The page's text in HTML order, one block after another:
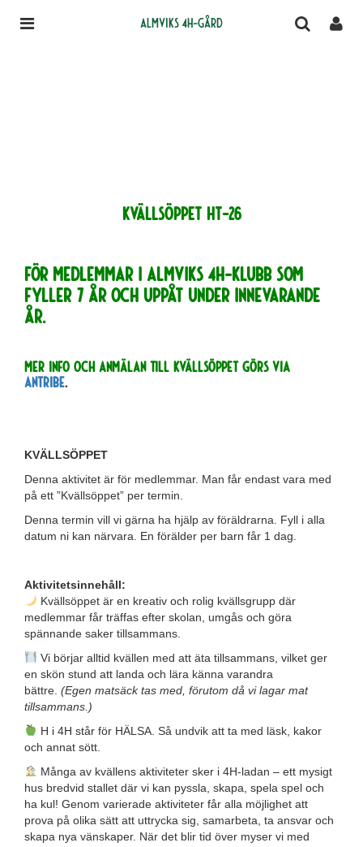
Almviks 4H-gård
KVÄLLSÖPPET Ht-26
För medlemmar i Almviks 4H-klubb som
fyller 7 år och uppåt under innevarande
år.
MER INFO OCH Anmälan till Kvällsöppet görs via
Antribe.
KVÄLLSÖPPET
Denna aktivitet är för medlemmar. Man får endast vara med
på ett ”Kvällsöppet” per termin.
Denna termin vill vi gärna ha hjälp av föräldrarna. Fyll i alla
datum ni kan närvara. En förälder per barn får 1 dag.
Aktivitetsinnehåll:
Kvällsöppet är en kreativ och rolig kvällsgrupp där
medlemmar får träffas efter skolan, umgås och göra
spännande saker tillsammans.
Vi börjar alltid kvällen med att äta tillsammans, vilket ger
en skön stund att landa och lära känna varandra
bättre. (Egen matsäck tas med, förutom då vi lagar mat
tillsammans.)
H i 4H står för HÄLSA. Så undvik att ta med läsk, kakor
och annat sött.
Många av kvällens aktiviteter sker i 4H-ladan – ett mysigt
hus bredvid stallet där vi kan pyssla, skapa, spela spel och
ha kul! Genom varierade aktiviteter får alla möjlighet att
prova på olika sätt att uttrycka sig, samarbeta, ta ansvar och
skapa nya vänskaper. När det blir tid över myser vi med